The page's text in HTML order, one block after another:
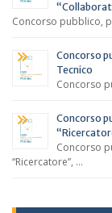
Concorso pubblico,
Concorso
Tecnico
Concorso
Concorso
Concorso
“Ricercatore”, …